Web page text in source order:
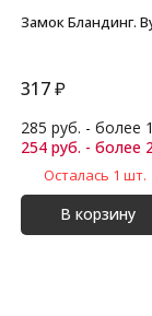
Замок Бландинг.
317₽
285 руб. - более
254 руб. - более
Осталась 1 шт.
В корзину